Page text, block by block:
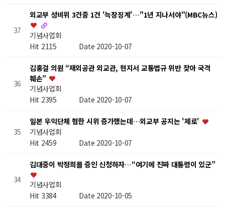
37
외교부 성비위 3건중 1건 '늑장징계'…"1년 지나서야"(MBC뉴스)
기념사업회
Hit 2115 Date 2020-10-07
36
김홍걸 의원 “재외공관 외교관, 현지서 교통법규 위반 잦아 국격
훼손”
기념사업회
Hit 2395 Date 2020-10-07
35
일본 우익단체 혐한 시위 증가했는데…외교부 공지는 '제로'
기념사업회
Hit 2459 Date 2020-10-07
34
김대중이 박정희를 증인 신청하자…“여기에 진짜 대통령이 있군”
기념사업회
Hit 3384 Date 2020-10-05